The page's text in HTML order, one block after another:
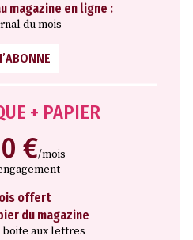
magazine en ligne :
du mois
+ PAPIER
€/mois
offert
du magazine
boite aux lettres